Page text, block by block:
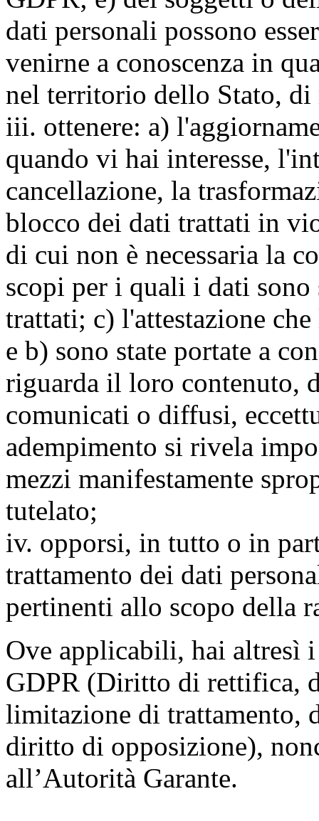
dati personali possono
venirne a conoscenza in
nel territorio dello Stato,
iii. ottenere: a)
quando vi hai interesse,
cancellazione, la
blocco dei dati trattati in
di cui non è necessaria la
scopi per i quali i dati sono
trattati; c) l'attestazione
e b) sono state portate a
riguarda il loro contenuto,
comunicati o diffusi,
adempimento si rivela
mezzi manifestamente
tutelato;
iv. opporsi, in tutto o in
trattamento dei dati
pertinenti allo scopo della
Ove applicabili, hai
GDPR (Diritto di rettifica,
limitazione di trattamento,
diritto di opposizione),
all’Autorità Garante.